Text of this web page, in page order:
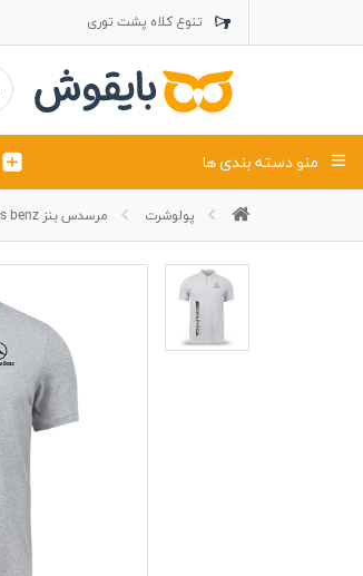
تنوع کلاه پشت توری
تنوع کلاه کتان
تنوع تراول ماک
منو دسته بندی ها
پولوشرت مرسدس بنز mercedes benz